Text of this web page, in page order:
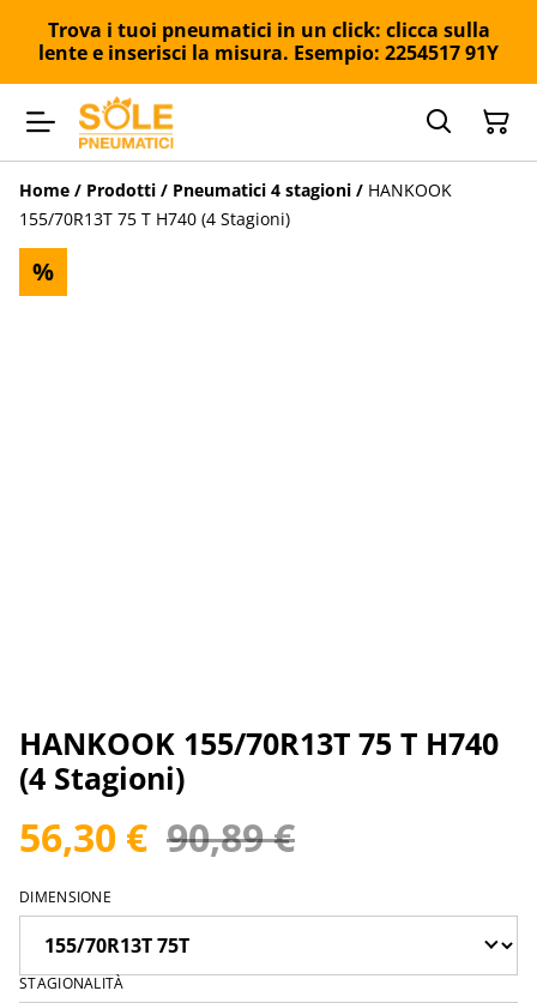
Trova i tuoi pneumatici in un click: clicca sulla
lente e inserisci la misura. Esempio: 2254517 91Y
Home / Prodotti / Pneumatici 4 stagioni / HANKOOK
155/70R13T 75 T H740 (4 Stagioni)
%
HANKOOK 155/70R13T 75 T H740
(4 Stagioni)
56,30 € 90,89 €
DIMENSIONE
STAGIONALITÀ